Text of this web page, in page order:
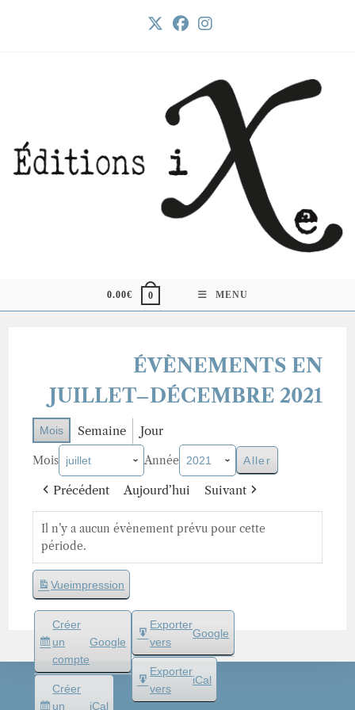
0.00€ 0 MENU
ÉVÈNEMENTS EN
JUILLET–DÉCEMBRE 2021
Mois Semaine Jour
Mois Année
Précédent Aujourd’hui Suivant
Il n’y a aucun évènement prévu pour cette
période.
Créer
un
compte
Google
Créer
un
iCal
Vueimpression
Exporter
vers
Google
Exporter
vers
iCal